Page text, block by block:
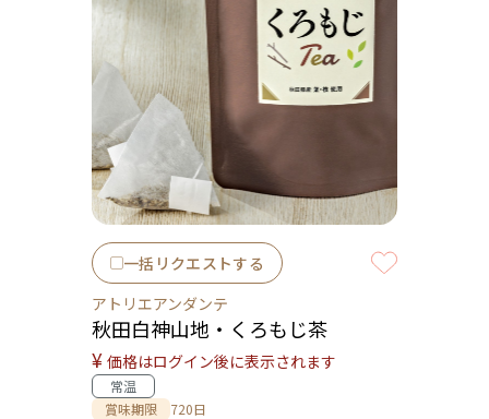
一括リクエストする
アトリエアンダンテ
秋田白神山地・くろもじ茶
¥ 価格はログイン後に表示されます
常温
賞味期限
720日